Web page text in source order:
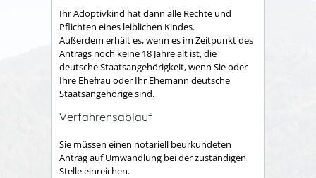
Ihr Adoptivkind hat dann alle Rechte und
Pflichten eines leiblichen Kindes.
Außerdem erhält es, wenn es im Zeitpunkt des
Antrags noch keine 18 Jahre alt ist, die
deutsche Staatsangehörigkeit, wenn Sie oder
Ihre Ehefrau oder Ihr Ehemann deutsche
Staatsangehörige sind.
Verfahrensablauf
Sie müssen einen notariell beurkundeten
Antrag auf Umwandlung bei der zuständigen
Stelle einreichen.